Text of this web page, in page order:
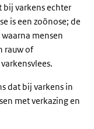
varkens echter
is een zoönose; de
mensen
rauw of
dat bij varkens in
met verkazing en